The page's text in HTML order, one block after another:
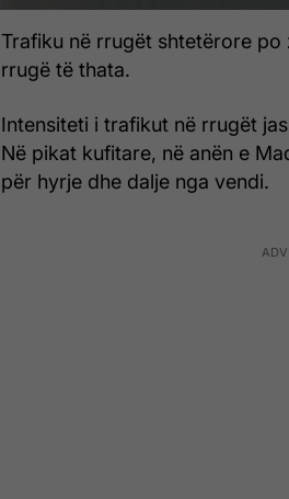
Trafiku në rrugët shtetërore
rrugë të thata.
Intensiteti i trafikut në rrugët
Në pikat kufitare, në anën e
për hyrje dhe dalje nga vendi.